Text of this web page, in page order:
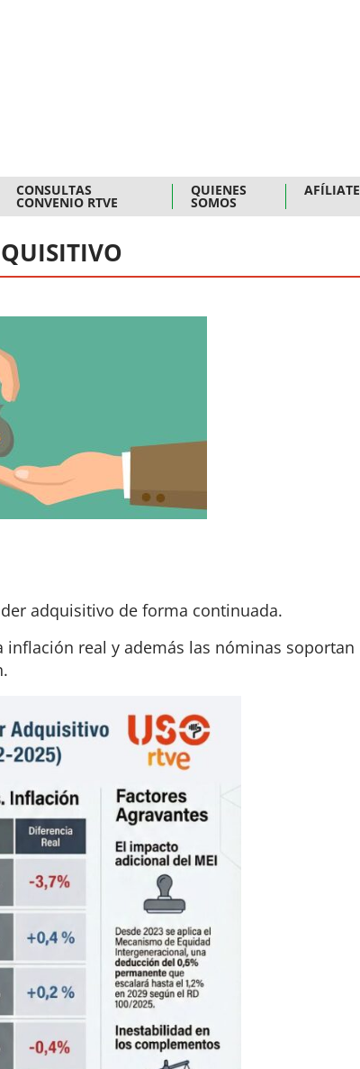
CONSULTAS
CONVENIO RTVE
QUIENES
SOMOS
AFÍLIATE
adquisitivo de forma continuada.
real y además las nóminas soportan